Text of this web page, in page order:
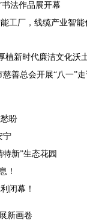
法作品展开幕
工厂，线缆产业智
植新时代廉洁文化沃
善总会开展“八一”
盼
宁
新”生态花园
！
闭幕！
新画卷